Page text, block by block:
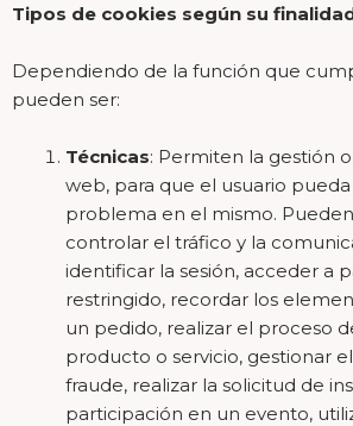
Tipos de cookies según su
Dependiendo de la función que
pueden ser:
Técnicas: Permiten la gestión
web, para que el usuario pueda
problema en el mismo.
controlar el tráfico y la
identificar la sesión, acceder a
restringido, recordar los
un pedido, realizar el proceso
producto o servicio, gestionar
fraude, realizar la solicitud de
participación en un evento,